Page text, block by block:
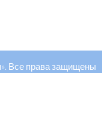
Все права защищены